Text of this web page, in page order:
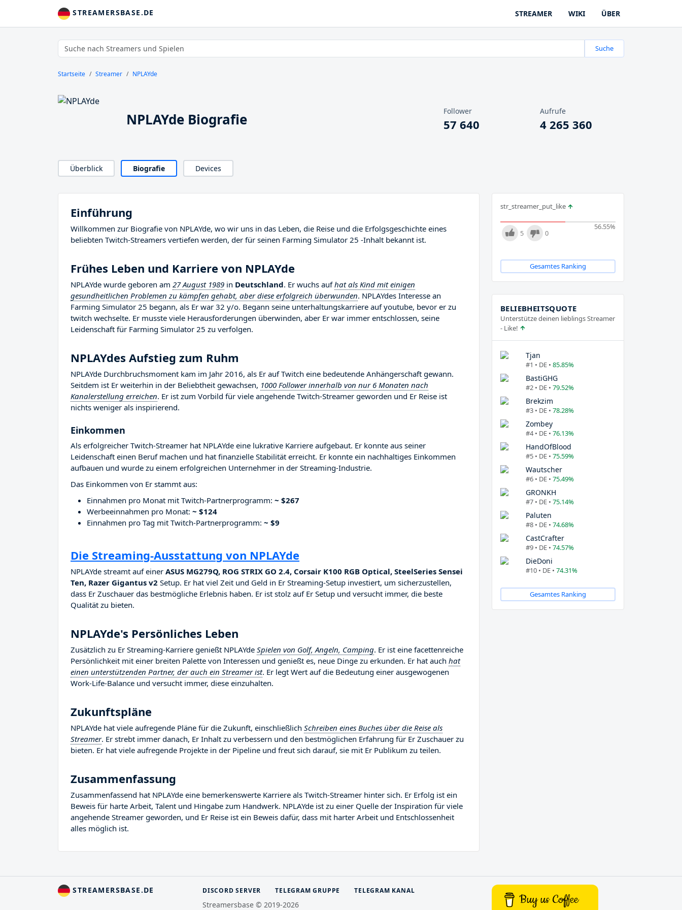
STREAMERSBASE.DE STREAMER WIKI ÜBER
Suche
Startseite Streamer NPLAYde
NPLAYde Biografie Follower
57 640
Aufrufe
4 265 360
Überblick Biografie Devices
Einführung
Willkommen zur Biografie von NPLAYde, wo wir uns in das Leben, die Reise und die Erfolgsgeschichte eines
beliebten Twitch-Streamers vertiefen werden, der für seinen Farming Simulator 25 -Inhalt bekannt ist.
Frühes Leben und Karriere von NPLAYde
NPLAYde wurde geboren am 27 August 1989 in Deutschland. Er wuchs aufhat als Kind mit einigen
gesundheitlichen Problemen zu kämpfen gehabt, aber diese erfolgreich überwunden. NPLAYdes Interesse an
Farming Simulator 25 begann, als Er war 32 y/o. Begann seine unterhaltungskarriere auf youtube, bevor er zu
twitch wechselte. Er musste viele Herausforderungen überwinden, aber Er war immer entschlossen, seine
Leidenschaft für Farming Simulator 25 zu verfolgen.
NPLAYdes Aufstieg zum Ruhm
NPLAYde Durchbruchsmoment kam im Jahr 2016, als Er auf Twitch eine bedeutende Anhängerschaft gewann.
Seitdem ist Er weiterhin in der Beliebtheit gewachsen, 1000 Follower innerhalb von nur 6 Monaten nach
Kanalerstellung erreichen. Er ist zum Vorbild für viele angehende Twitch-Streamer geworden und Er Reise ist
nichts weniger als inspirierend.
Einkommen
Als erfolgreicher Twitch-Streamer hat NPLAYde eine lukrative Karriere aufgebaut. Er konnte aus seiner
Leidenschaft einen Beruf machen und hat finanzielle Stabilität erreicht. Er konnte ein nachhaltiges Einkommen
aufbauen und wurde zu einem erfolgreichen Unternehmer in der Streaming-Industrie.
Das Einkommen von Er stammt aus:
Einnahmen pro Monat mit Twitch-Partnerprogramm: ~ $267
Werbeeinnahmen pro Monat: ~ $124
Einnahmen pro Tag mit Twitch-Partnerprogramm: ~ $9
Die Streaming-Ausstattung von NPLAYde
NPLAYde streamt auf einer ASUS MG279Q, ROG STRIX GO 2.4, Corsair K100 RGB Optical, SteelSeries Sensei
Ten, Razer Gigantus v2 Setup. Er hat viel Zeit und Geld in Er Streaming-Setup investiert, um sicherzustellen,
dass Er Zuschauer das bestmögliche Erlebnis haben. Er ist stolz auf Er Setup und versucht immer, die beste
Qualität zu bieten.
NPLAYde's Persönliches Leben
Zusätzlich zu Er Streaming-Karriere genießt NPLAYde Spielen von Golf, Angeln, Camping. Er ist eine facettenreiche
Persönlichkeit mit einer breiten Palette von Interessen und genießt es, neue Dinge zu erkunden. Er hat auch hat
einen unterstützenden Partner, der auch ein Streamer ist. Er legt Wert auf die Bedeutung einer ausgewogenen
Work-Life-Balance und versucht immer, diese einzuhalten.
Zukunftspläne
NPLAYde hat viele aufregende Pläne für die Zukunft, einschließlich Schreiben eines Buches über die Reise als
Streamer. Er strebt immer danach, Er Inhalt zu verbessern und den bestmöglichen Erfahrung für Er Zuschauer zu
bieten. Er hat viele aufregende Projekte in der Pipeline und freut sich darauf, sie mit Er Publikum zu teilen.
Zusammenfassung
Zusammenfassend hat NPLAYde eine bemerkenswerte Karriere als Twitch-Streamer hinter sich. Er Erfolg ist ein
Beweis für harte Arbeit, Talent und Hingabe zum Handwerk. NPLAYde ist zu einer Quelle der Inspiration für viele
angehende Streamer geworden, und Er Reise ist ein Beweis dafür, dass mit harter Arbeit und Entschlossenheit
alles möglich ist.
str_streamer_put_like
56.55%
5 0
Gesamtes Ranking
BELIEBHEITSQUOTE
Unterstütze deinen lieblings Streamer
- Like!
Tjan
#1 • DE • 85.85%
BastiGHG
#2 • DE • 79.52%
Brekzim
#3 • DE • 78.28%
Zombey
#4 • DE • 76.13%
HandOfBlood
#5 • DE • 75.59%
Wautscher
#6 • DE • 75.49%
GRONKH
#7 • DE • 75.14%
Paluten
#8 • DE • 74.68%
CastCrafter
#9 • DE • 74.57%
DieDoni
#10 • DE • 74.31%
Gesamtes Ranking
STREAMERSBASE.DE DISCORD SERVER TELEGRAM GRUPPE TELEGRAM KANAL
Streamersbase © 2019-2026 Buy us Coffee